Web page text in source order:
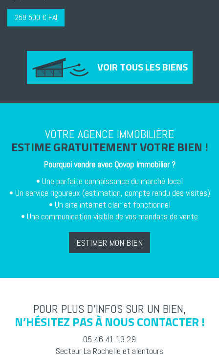
259 500 € FAI
VOIR TOUS LES BIENS
VOTRE AGENCE IMMOBILIÈRE
ESTIME GRATUITEMENT VOTRE BIEN !
Pourquoi vendre avecQovop Immobilier?
• Une parfaite connaissance du marché local
• Un service rigoureux (estimation, compte rendu des visites)
• Un site internet clair et fonctionnel
• Une communication visible de vos mandats de vente
ESTIMER MON BIEN
POUR PLUS D’INFOS SUR UN BIEN,
N’HÉSITEZ PAS À NOUS CONTACTER !
05 46 41 13 29
Secteur La Rochelle et alentours